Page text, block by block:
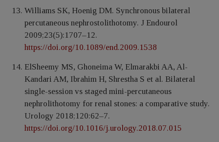
Williams SK, Hoenig DM. Synchronous bilateral
percutaneous nephrostolithotomy. J Endourol
2009;23(5):1707–12.
https://doi.org/10.1089/end.2009.1538
ElSheemy MS, Ghoneima W, Elmarakbi AA, Al-
Kandari AM, Ibrahim H, Shrestha S et al. Bilateral
single-session vs staged mini-percutaneous
nephrolithotomy for renal stones: a comparative study.
Urology 2018;120:62–7.
https://doi.org/10.1016/j.urology.2018.07.015